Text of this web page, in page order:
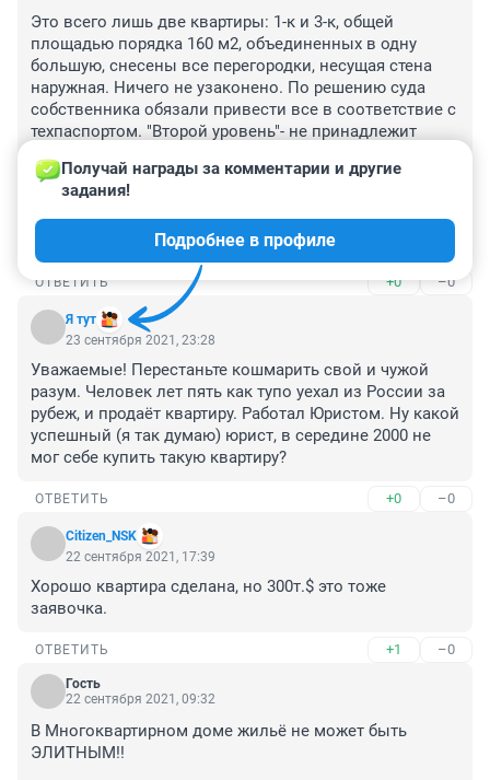
Это всего лишь две квартиры: 1-к и 3-к, общей
площадью порядка 160 м2, объединенных в одну
большую, снесены все перегородки, несущая стена
наружная. Ничего не узаконено. По решению суда
собственника обязали привести все в соответствие с
техпаспортом. "Второй уровень"- не принадлежит
правах аренды. Как только собственник продаст этот
"шедевр"/ надо быть полным идиотом, чтобы купить
это жилье/, то ТСЖ вернет себе ту часть технического
этажа, которая в аренде.
ОТВЕТИТЬ +0 –0
Я тут
Получай награды за комментарии и другие
задания!
Подробнее в профиле
23 сентября 2021, 23:28
Уважаемые! Перестаньте кошмарить свой и чужой
разум. Человек лет пять как тупо уехал из России за
рубеж, и продаёт квартиру. Работал Юристом. Ну какой
успешный (я так думаю) юрист, в середине 2000 не
мог себе купить такую квартиру?
ОТВЕТИТЬ +0 –0
Citizen_NSK
22 сентября 2021, 17:39
Хорошо квартира сделана, но 300т.$ это тоже
заявочка.
ОТВЕТИТЬ +1 –0
Гость
22 сентября 2021, 09:32
В Многоквартирном доме жильё не может быть
ЭЛИТНЫМ!!